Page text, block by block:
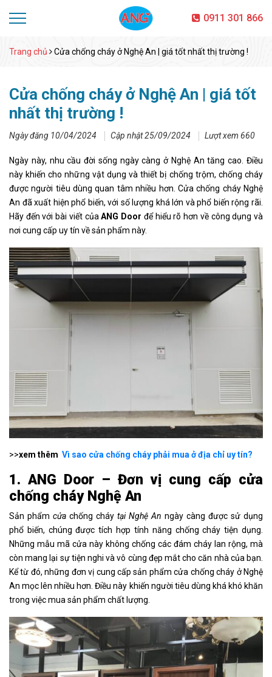
0911 301 866
Trang chủ Cửa chống cháy ở Nghệ An | giá tốt nhất thị trường !
Cửa chống cháy ở Nghệ An | giá tốt
nhất thị trường !
Ngày đăng 10/04/2024 Cập nhật 25/09/2024 Lượt xem 660
Ngày này, nhu cầu đời sống ngày càng ở Nghệ An tăng cao. Điều
này khiến cho những vật dụng và thiết bị chống trộm, chống cháy
được người tiêu dùng quan tâm nhiều hơn. Cửa chống cháy Nghệ
An đã xuất hiện phổ biến, với số lượng khá lớn và phổ biến rộng rãi.
Hãy đến với bài viết củaANG Door để hiểu rõ hơn về công dụng và
nơi cung cấp uy tín về sản phẩm này.
>>xem thêm Vì sao cửa chống cháy phải mua ở địa chỉ uy tín?
1. ANG Door – Đơn vị cung cấp cửa
chống cháy Nghệ An
Sản phẩm cửa chống cháy tại Nghệ An ngày càng được sử dụng
phổ biến, chúng được tích hợp tính năng chống cháy tiện dụng.
Những mẫu mã cửa này không chống các đám cháy lan rộng, mà
còn mang lại sự tiện nghi và vô cùng đẹp mắt cho căn nhà của bạn.
Kể từ đó, những đơn vị cung cấp sản phẩm cửa chống cháy ở Nghệ
An mọc lên nhiều hơn. Điều này khiến người tiêu dùng khá khó khăn
trong việc mua sản phẩm chất lượng.